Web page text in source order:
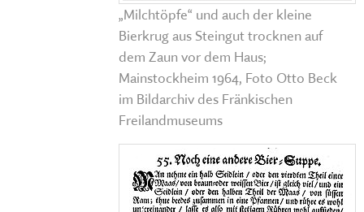
„Milchtöpfe“ und auch der kleine
Bierkrug aus Steingut trocknen auf
dem Zaun vor dem Haus;
Mainstockheim 1964, Foto Otto Beck
im Bildarchiv des Fränkischen
Freilandmuseums